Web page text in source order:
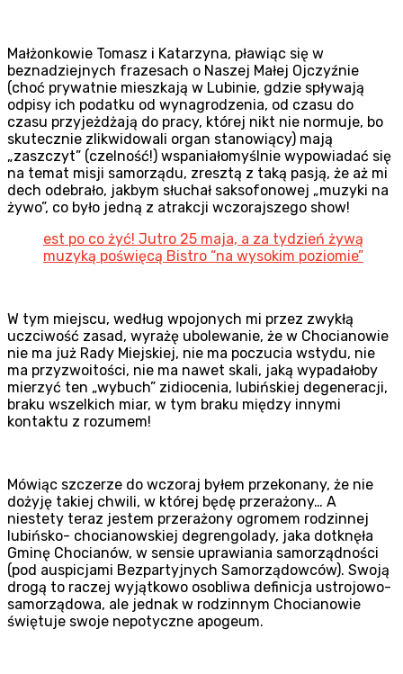
Małżonkowie Tomasz i Katarzyna, pławiąc się w
beznadziejnych frazesach o Naszej Małej Ojczyźnie
(choć prywatnie mieszkają w Lubinie, gdzie spływają
odpisy ich podatku od wynagrodzenia, od czasu do
czasu przyjeżdżają do pracy, której nikt nie normuje, bo
skutecznie zlikwidowali organ stanowiący) mają
„zaszczyt” (czelność!) wspaniałomyślnie wypowiadać się
na temat misji samorządu, zresztą z taką pasją, że aż mi
dech odebrało, jakbym słuchał saksofonowej „muzyki na
żywo”, co było jedną z atrakcji wczorajszego show!
est po co żyć! Jutro 25 maja, a za tydzień żywą
muzyką poświęcą Bistro “na wysokim poziomie”
W tym miejscu, według wpojonych mi przez zwykłą
uczciwość zasad, wyrażę ubolewanie, że w Chocianowie
nie ma już Rady Miejskiej, nie ma poczucia wstydu, nie
ma przyzwoitości, nie ma nawet skali, jaką wypadałoby
mierzyć ten „wybuch” zidiocenia, lubińskiej degeneracji,
braku wszelkich miar, w tym braku między innymi
kontaktu z rozumem!
Mówiąc szczerze do wczoraj byłem przekonany, że nie
dożyję takiej chwili, w której będę przerażony… A
niestety teraz jestem przerażony ogromem rodzinnej
lubińsko- chocianowskiej degrengolady, jaka dotknęła
Gminę Chocianów, w sensie uprawiania samorządności
(pod auspicjami Bezpartyjnych Samorządowców). Swoją
drogą to raczej wyjątkowo osobliwa definicja ustrojowo-
samorządowa, ale jednak w rodzinnym Chocianowie
świętuje swoje nepotyczne apogeum.